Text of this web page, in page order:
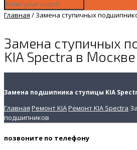
Главная / Замена ступичных
Замена ступичных
KIA Spectra в Москве
Замена подшипника ступицы KIA
Главная Ремонт KIAРемонт KIA Spectra
подшипников
позвоните по телефону